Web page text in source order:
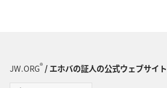
JW.ORG®/ エホバの証人の公式ウェブサイト